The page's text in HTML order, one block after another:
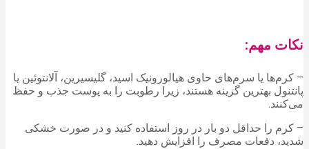
نکات مهم:
– کرم‌ها یا سرم‌های حاوی هیالورونیک اسید، گلیسیرین، آلانتوئین یا
پانتنول بهترین گزینه هستند، زیرا رطوبت را به پوست جذب و حفظ
می‌کنند.
– کرم را حداقل دو بار در روز استفاده کنید و در صورت خشکی
شدید، دفعات مصرف را افزایش دهید.